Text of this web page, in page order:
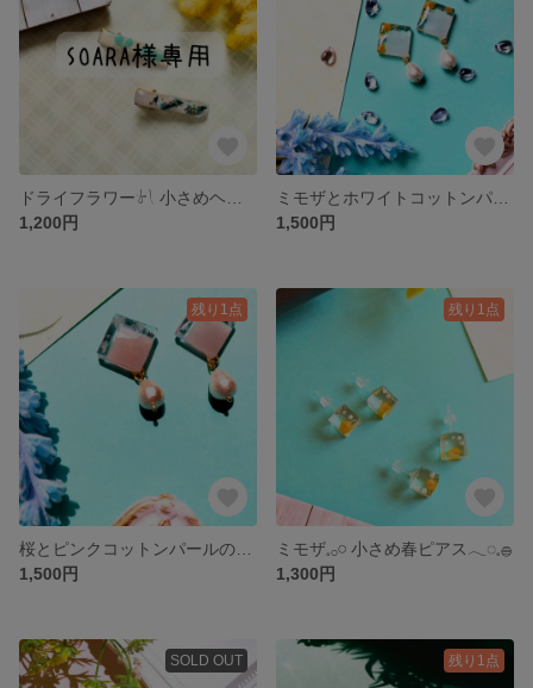
1,200円
1,500円
残り1点
1,500円
残り1点
ミモザ𓈒𓂂𓏸 小さめ春ピアス𓂃◌𓈒𓐍
1,300円
SOLD OUT 残り1点